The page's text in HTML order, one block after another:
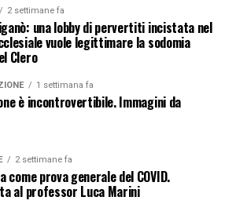
2 settimane fa
una lobby di pervertiti incistata nel
vuole legittimare la sodomia
Clero
1 settimana fa
è incontrovertibile. Immagini da
2 settimane fa
come prova generale del COVID.
al professor Luca Marini